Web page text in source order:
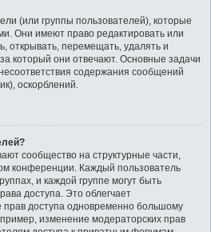
(или группы пользователей), которые
Они имеют право редактировать или
открывать, перемещать, удалять и
который они отвечают. Основные задачи
содержания сообщений
оскорблений.
сообщество на структурные части,
конференции. Каждый пользователь
и каждой группе могут быть
доступа. Это облегчает
доступа одновременно большому
изменение модераторских прав